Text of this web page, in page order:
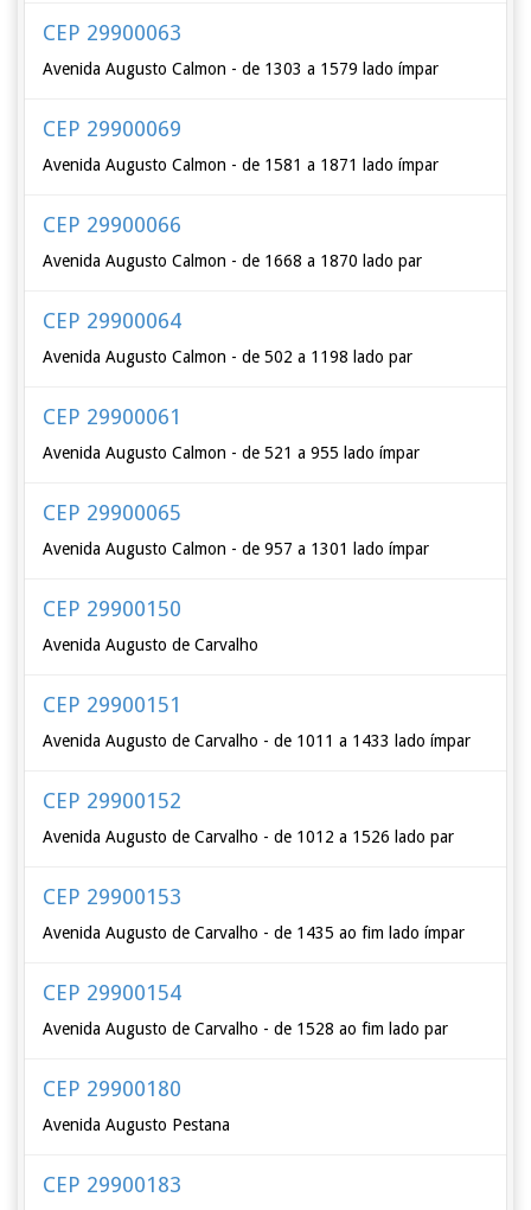
CEP 29900063
Avenida Augusto Calmon - de 1303 a 1579 lado ímpar
CEP 29900069
Avenida Augusto Calmon - de 1581 a 1871 lado ímpar
CEP 29900066
Avenida Augusto Calmon - de 1668 a 1870 lado par
CEP 29900064
Avenida Augusto Calmon - de 502 a 1198 lado par
CEP 29900061
Avenida Augusto Calmon - de 521 a 955 lado ímpar
CEP 29900065
Avenida Augusto Calmon - de 957 a 1301 lado ímpar
CEP 29900150
Avenida Augusto de Carvalho
CEP 29900151
Avenida Augusto de Carvalho - de 1011 a 1433 lado ímpar
CEP 29900152
Avenida Augusto de Carvalho - de 1012 a 1526 lado par
CEP 29900153
Avenida Augusto de Carvalho - de 1435 ao fim lado ímpar
CEP 29900154
Avenida Augusto de Carvalho - de 1528 ao fim lado par
CEP 29900180
Avenida Augusto Pestana
CEP 29900183